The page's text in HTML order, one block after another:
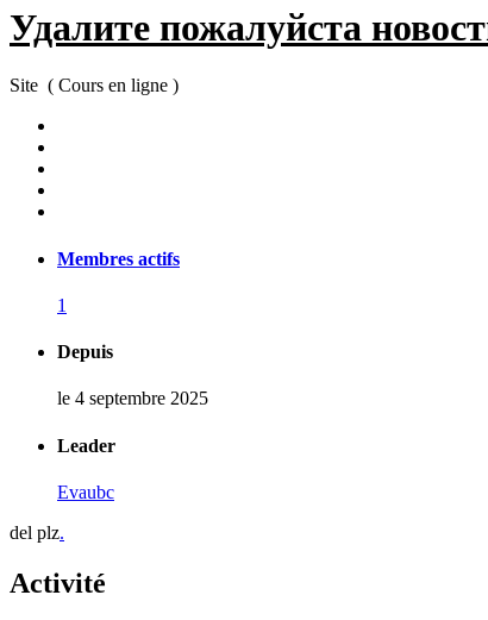
Удалите пожалуйста
Site ( Cours en ligne )
Membres actifs
1
Depuis
le 4 septembre 2025
Leader
Evaubc
del plz.
Activité